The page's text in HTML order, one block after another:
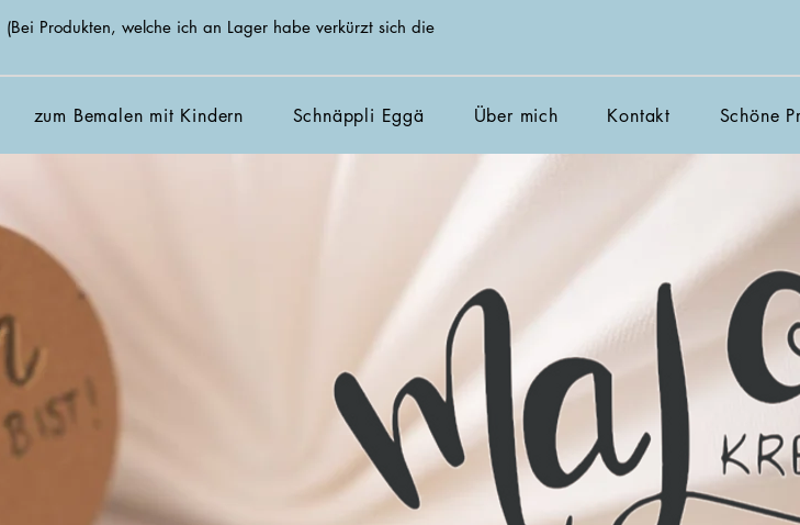
(Bei Produkten, welche ich an Lager habe verkürzt sich die
zum Bemalen mit Kindern Schnäppli Eggä Über mich Kontakt Schöne